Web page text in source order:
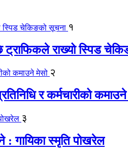
१
ट्राफिकले राख्यो स्पिड
२
र कर्मचारीको
३
: गायिका स्‍मृति पोखरेल